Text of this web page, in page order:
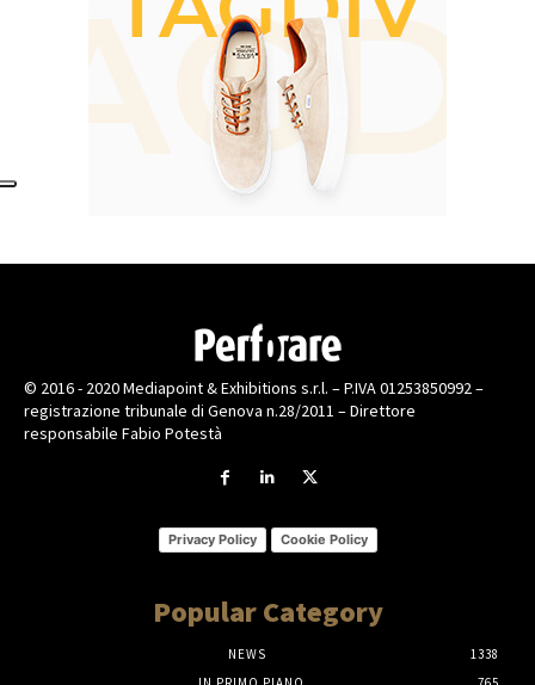
© 2016 - 2020 Mediapoint & Exhibitions s.r.l. – P.IVA 01253850992 –
registrazione tribunale di Genova n.28/2011 – Direttore
responsabile Fabio Potestà
Privacy Policy Cookie Policy
Popular Category
NEWS
1338